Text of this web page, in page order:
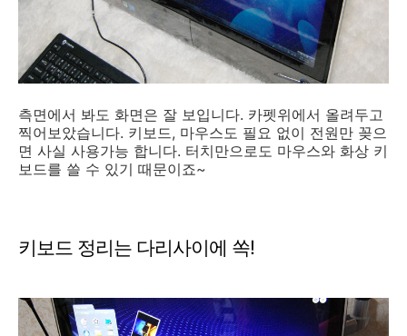
측면에서 봐도 화면은 잘 보입니다. 카펫위에서 올려두고
찍어보았습니다. 키보드, 마우스도 필요 없이 전원만 꽂으
면 사실 사용가능 합니다. 터치만으로도 마우스와 화상 키
보드를 쓸 수 있기 때문이죠~
키보드 정리는 다리사이에 쏙!